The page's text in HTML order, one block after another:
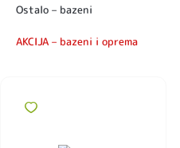
Ostalo – bazeni
AKCIJA – bazeni i oprema